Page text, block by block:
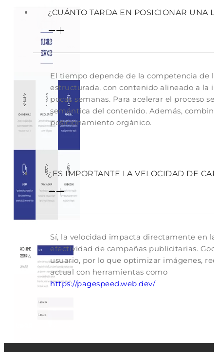
¿CUÁNTO TARDA EN POSICIONAR UNA
El tiempo depende de la competencia de
estructurada, con contenido alineado a la
pocas semanas. Para acelerar el proceso
semántica del contenido. Además,
posicionamiento orgánico.
¿ES IMPORTANTE LA VELOCIDAD DE
Sí, la velocidad impacta directamente en
efectividad de campañas publicitarias.
usuario, por lo que optimizar imágenes,
actual con herramientas como
https://pagespeed.web.dev/